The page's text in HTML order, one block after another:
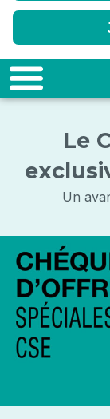
Le
Un